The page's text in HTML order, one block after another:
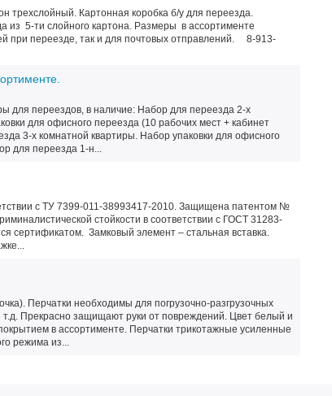
трехслойный. Картонная коробка б/у для переезда.
из 5-ти слойного картона. Размеры в ассортименте
при переезде, так и для почтовых отправлений. 8-913-
для переездов, в наличие: Набор для переезда 2-х
для офисного переезда (10 рабочих мест + кабинет
3-х комнатной квартиры. Набор упаковки для офисного
для переезда 1-н...
с ТУ 7399-011-38993417-2010. Защищена патентом №
стойкости в соответствии с ГОСТ 31283-
сертификатом. Замковый элемент – стальная вставка.
Перчатки необходимы для погрузочно-разгрузочных
т.д. Прекрасно защищают руки от повреждений. Цвет белый и
в ассортименте. Перчатки трикотажные усиленные
режима из...